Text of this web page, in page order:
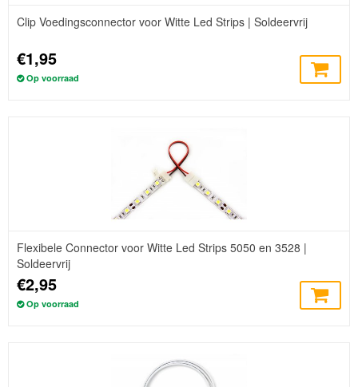
Clip Voedingsconnector voor Witte Led Strips | Soldeervrij
€1,95
Op voorraad
Flexibele Connector voor Witte Led Strips 5050 en 3528 |
Soldeervrij
€2,95
Op voorraad